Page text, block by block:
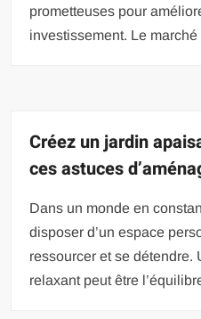
prometteuses pour
investissement. Le marché
Créez un jardin
ces astuces
Dans un monde en
disposer d’un espace
ressourcer et se détendre.
relaxant peut être